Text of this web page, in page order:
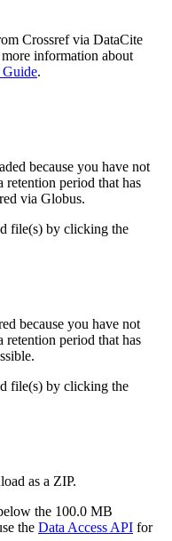
Crossref via DataCite
information about
Guide.
because you have not
retention period that has
via Globus.
file(s) by clicking the
because you have not
retention period that has
file(s) by clicking the
as a ZIP.
the 100.0 MB
the Data Access API for